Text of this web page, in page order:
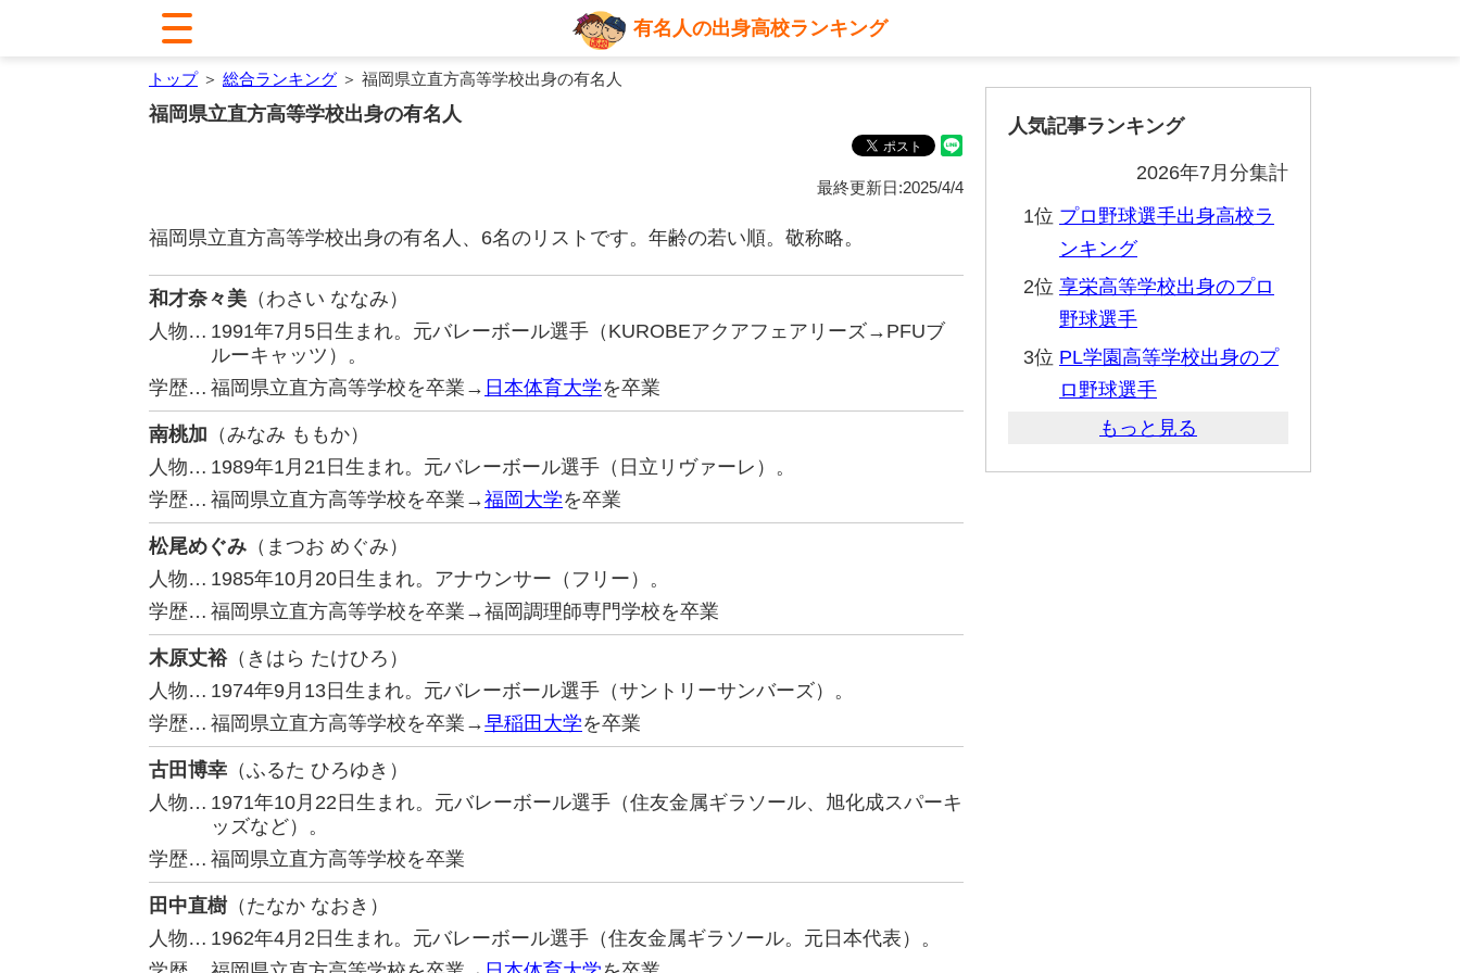
有名人の出身高校ランキング
トップ＞ 総合ランキング ＞ 福岡県立直方高等学校出身の有名人
福岡県立直方高等学校出身の有名人
最終更新日:2025/4/4
福岡県立直方高等学校出身の有名人、6名のリストです。年齢の若い順。敬称略。
和才奈々美 （わさい ななみ）
人物… 1991年7月5日生まれ。元バレーボール選手（KUROBEアクアフェアリーズ→PFUブ
ルーキャッツ）。
学歴… 福岡県立直方高等学校を卒業→ 日本体育大学を卒業
南桃加 （みなみ ももか）
人物… 1989年1月21日生まれ。元バレーボール選手（日立リヴァーレ）。
学歴… 福岡県立直方高等学校を卒業→福岡大学を卒業
松尾めぐみ （まつお めぐみ）
人物… 1985年10月20日生まれ。アナウンサー（フリー）。
学歴… 福岡県立直方高等学校を卒業→福岡調理師専門学校を卒業
木原丈裕（きはら たけひろ）
人物… 1974年9月13日生まれ。元バレーボール選手（サントリーサンバーズ）。
学歴… 福岡県立直方高等学校を卒業→早稲田大学を卒業
古田博幸 （ふるた ひろゆき）
人物… 1971年10月22日生まれ。元バレーボール選手（住友金属ギラソール、旭化成スパーキ
ッズなど）。
学歴… 福岡県立直方高等学校を卒業
田中直樹（たなか なおき）
人物… 1962年4月2日生まれ。元バレーボール選手（住友金属ギラソール。元日本代表）。
人気記事ランキング
2026年7月分集計
1位 プロ野球選手出身高校ラ
ンキング
2位 享栄高等学校出身のプロ
野球選手
3位 PL学園高等学校出身のプ
ロ野球選手
もっと見る